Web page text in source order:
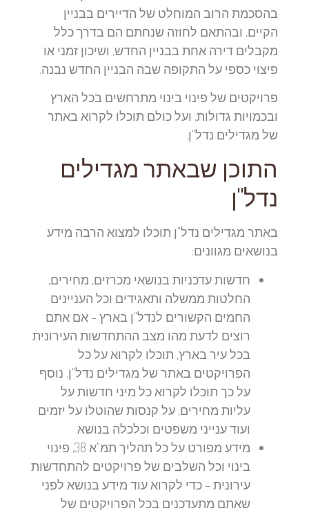
בהסכמת הרוב המוחלט של הדיירים בבניין
הקיים, ובהתאם לחוזה שנחתם הם בדרך כלל
מקבלים דירה אחת בבניין החדש, ושיכון זמני או
פיצוי כספי על התקופה שבה הבניין החדש נבנה.
פרויקטים של פינוי בינוי מתרחשים בכל הארץ
ובכמויות גדולות, ועל כולם תוכלו לקרוא באתר
של מגדילים נדל"ן.
התוכן שבאתר מגדילים
נדל"ן
באתר מגדילים נדל"ן תוכלו למצוא הרבה מידע
בנושאים מגוונים:
חדשות עדכניות בנושאי מכרזים, מחירים,
החלטות ממשלה ותאגידים וכל העניינים
החמים הקשורים לנדל"ן בארץ – אם אתם
רוצים לדעת מהו מצב ההתחדשות העירונית
בכל עיר בארץ, תוכלו לקרוא על כל
הפרויקטים באתר של מגדילים נדל"ן. נוסף
על כך תוכלו לקרוא כל מיני חדשות על
עליות מחירים, על קנסות שהוטלו על יזמים
ועוד ענייני משפטים וכלכלה בנושא
מידע מפורט על כל תהליך תמ"א 38, פינוי
בינוי וכל השלבים של פרויקטים להתחדשות
עירונית – כדי לקרוא עוד מידע בנושא לפני
שאתם מתעדכנים בכל הפרויקטים של